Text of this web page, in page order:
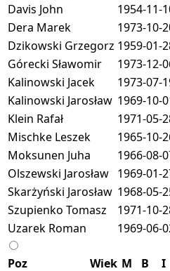
Davis John
1954-11-
Dera Marek
1973-10-
Dzikowski Grzegorz 1959-01-
Górecki Sławomir
1973-12-
Kalinowski Jacek
1973-07-
Kalinowski Jarosław 1969-10-
Klein Rafał
1971-05-
Mischke Leszek
1965-10-
Moksunen Juha
1966-08-
Olszewski Jarosław 1969-01-
Skarżyński Jarosław 1968-05-
Szupienko Tomasz
1971-10-
Uzarek Roman
1969-06-
Poz Wiek M B I